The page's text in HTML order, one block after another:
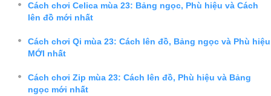
Cách chơi Celica mùa 23: Bảng ngọc, Phù hiệu và Cách
lên đồ mới nhất
Cách chơi Qi mùa 23: Cách lên đồ, Bảng ngọc và Phù hiệu
MỚI nhất
Cách chơi Zip mùa 23: Cách lên đồ, Phù hiệu và Bảng
ngọc mới nhất